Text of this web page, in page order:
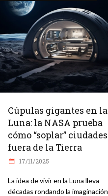
Cúpulas gigantes en la
Luna: la NASA prueba
cómo “soplar” ciudades
fuera de la Tierra
17/11/2025
La idea de vivir en la Luna lleva
décadas rondando la imaginación